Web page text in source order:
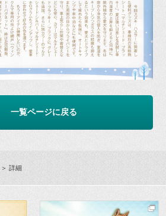
一覧ページに戻る
＞ 詳細